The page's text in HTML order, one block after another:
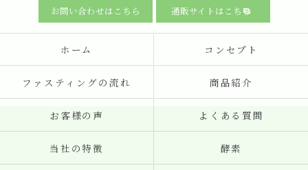
お問い合わせはこちら 通販サイトはこちら
ホーム コンセプト
ファスティングの流れ 商品紹介
お客様の声 よくある質問
当社の特徴 酵素